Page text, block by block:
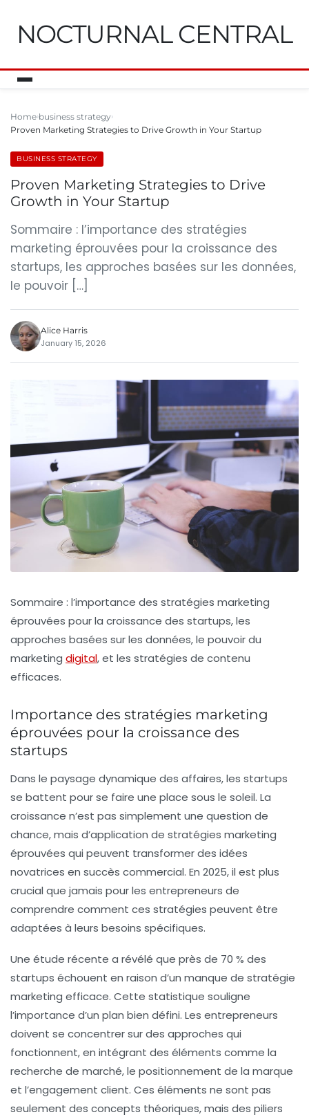
NOCTURNAL CENTRAL
Home business strategy
Proven Marketing Strategies to Drive Growth in Your Startup
BUSINESS STRATEGY
Proven Marketing Strategies to Drive
Growth in Your Startup
Sommaire : l’importance des stratégies
marketing éprouvées pour la croissance des
startups, les approches basées sur les données,
le pouvoir […]
Alice Harris
January 15, 2026
Sommaire : l’importance des stratégies marketing
éprouvées pour la croissance des startups, les
approches basées sur les données, le pouvoir du
marketing digital, et les stratégies de contenu
efficaces.
Importance des stratégies marketing
éprouvées pour la croissance des
startups
Dans le paysage dynamique des affaires, les startups
se battent pour se faire une place sous le soleil. La
croissance n’est pas simplement une question de
chance, mais d’application de stratégies marketing
éprouvées qui peuvent transformer des idées
novatrices en succès commercial. En 2025, il est plus
crucial que jamais pour les entrepreneurs de
comprendre comment ces stratégies peuvent être
adaptées à leurs besoins spécifiques.
Une étude récente a révélé que près de 70 % des
startups échouent en raison d’un manque de stratégie
marketing efficace. Cette statistique souligne
l’importance d’un plan bien défini. Les entrepreneurs
doivent se concentrer sur des approches qui
fonctionnent, en intégrant des éléments comme la
recherche de marché, le positionnement de la marque
et l’engagement client. Ces éléments ne sont pas
seulement des concepts théoriques, mais des piliers